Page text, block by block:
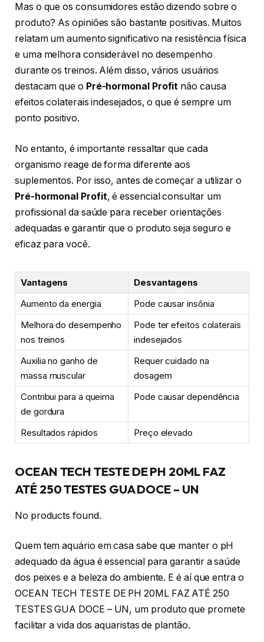
Mas o que os consumidores estão dizendo sobre o
produto? As opiniões são bastante positivas. Muitos
relatam um aumento significativo na resistência física
e uma melhora considerável no desempenho
durante os treinos. Além disso, vários usuários
destacam que o Pré-hormonal Profit não causa
efeitos colaterais indesejados, o que é sempre um
ponto positivo.
No entanto, é importante ressaltar que cada
organismo reage de forma diferente aos
suplementos. Por isso, antes de começar a utilizar o
Pré-hormonal Profit, é essencial consultar um
profissional da saúde para receber orientações
adequadas e garantir que o produto seja seguro e
eficaz para você.
Vantagens
Desvantagens
Aumento da energia
Pode causar insônia
Melhora do desempenho
nos treinos
Pode ter efeitos colaterais
indesejados
Auxilia no ganho de
massa muscular
Requer cuidado na
dosagem
Contribui para a queima
de gordura
Pode causar dependência
Resultados rápidos Preço elevado
OCEAN TECH TESTE DE PH 20ML FAZ
ATÉ 250 TESTES GUA DOCE – UN
No products found.
Quem tem aquário em casa sabe que manter o pH
adequado da água é essencial para garantir a saúde
dos peixes e a beleza do ambiente. E é aí que entra o
OCEAN TECH TESTE DE PH 20ML FAZ ATÉ 250
TESTES GUA DOCE – UN, um produto que promete
facilitar a vida dos aquaristas de plantão.